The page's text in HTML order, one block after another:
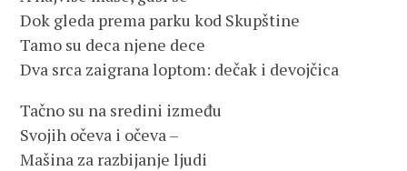
Dok gleda prema parku kod Skupštine
Tamo su deca njene dece
Dva srca zaigrana loptom: dečak i devojčica
Tačno su na sredini između
Svojih očeva i očeva –
Mašina za razbijanje ljudi